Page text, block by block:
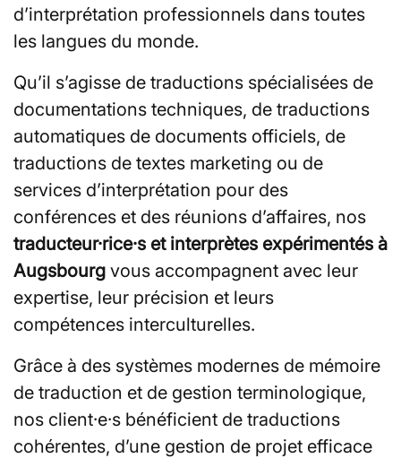
d’interprétation professionnels dans toutes
les langues du monde.
Qu’il s’agisse de traductions spécialisées de
documentations techniques, de traductions
automatiques de documents officiels, de
traductions de textes marketing ou de
services d’interprétation pour des
conférences et des réunions d’affaires, nos
traducteur·rice·s et interprètes expérimentés à
Augsbourg vous accompagnent avec leur
expertise, leur précision et leurs
compétences interculturelles.
Grâce à des systèmes modernes de mémoire
de traduction et de gestion terminologique,
nos client·e·s bénéficient de traductions
cohérentes, d’une gestion de projet efficace